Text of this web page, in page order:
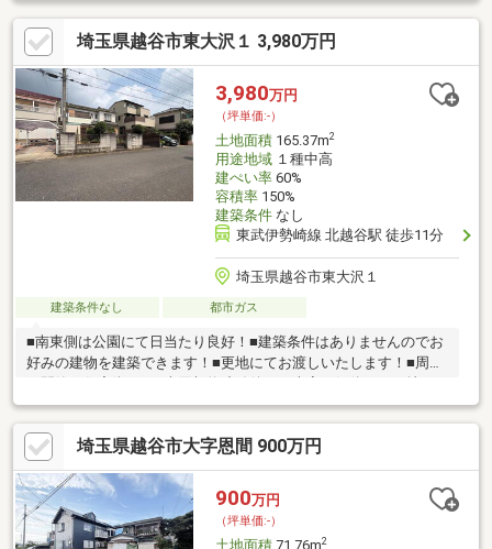
ます○徒歩１０分圏内にコンビニ、病院等あり
埼玉県越谷市東大沢１ 3,980万円
3,980万円
（坪単価:-）
土地面積165.37m2
用途地域１種中高
建ぺい率60%
容積率150%
建築条件なし
東武伊勢崎線 北越谷駅 徒歩11分
埼玉県越谷市東大沢１
建築条件なし 都市ガス
■南東側は公園にて日当たり良好！■建築条件はありませんのでお
好みの建物を建築できます！■更地にてお渡しいたします！■周辺
てお引き渡しする条件となります。※古家をご利用されたい場合
は別途ご相談ください。その場合、建物についての契約不適合責
任は免責となります。【古家の概要】：木造瓦葺2階建、延床面積
102.67㎡、昭和63年10月新築※北西側の道路には未接道となりま
す。
埼玉県越谷市大字恩間 900万円
900万円
（坪単価:-）
2